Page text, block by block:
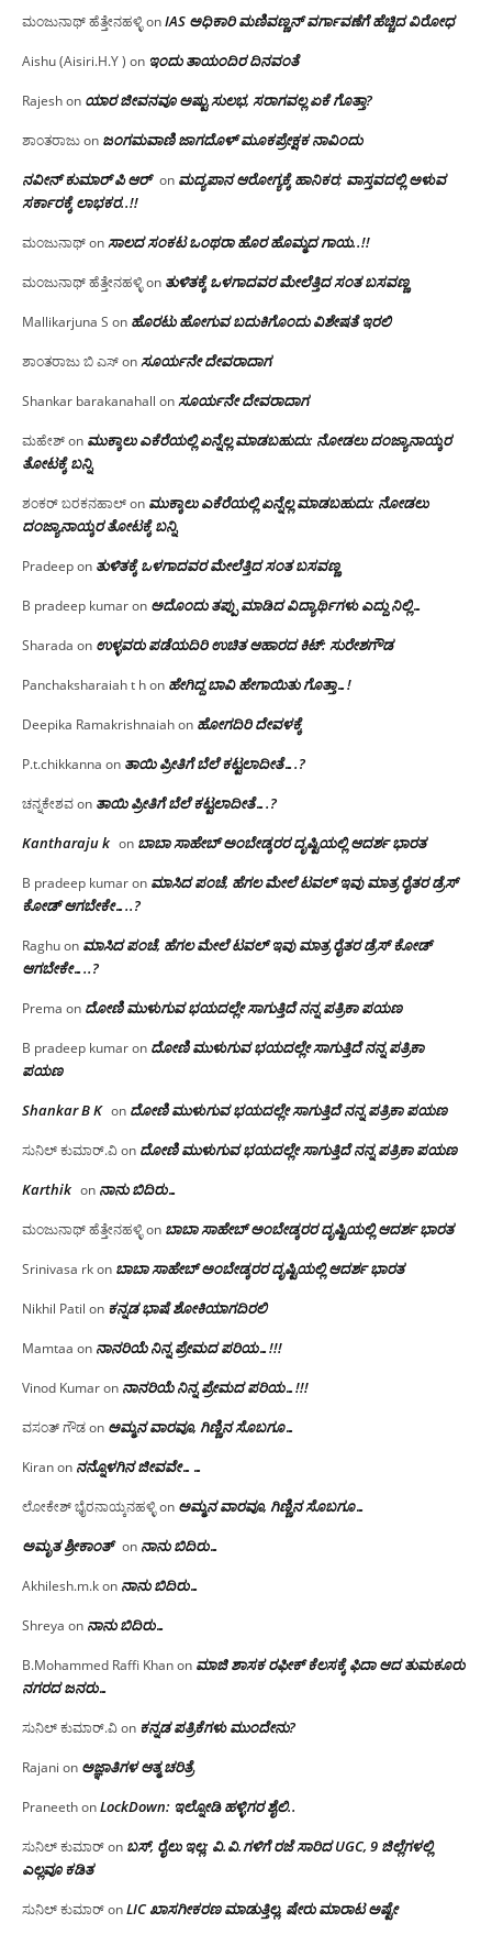
ಮಂಜುನಾಥ್ ಹೆತ್ತೇನಹಳ್ಳಿonIAS ಅಧಿಕಾರಿ ಮಣಿವಣ್ಣನ್ ವರ್ಗಾವಣೆಗೆ ಹೆಚ್ಚಿದ‌ ವಿರೋಧ
Aishu (Aisiri.H.Y ) on ಇಂದು ತಾಯಂದಿರ ದಿನವಂತೆ
Rajeshon ಯಾರ ಜೀವನವೂ ಅಷ್ಟು ಸುಲಭ, ಸರಾಗವಲ್ಲ ಏಕೆ ಗೊತ್ತಾ?
ಶಾಂತರಾಜುon ಜಂಗಮವಾಣಿ ಜಾಗದೊಳ್ ಮೂಕಪ್ರೇಕ್ಷಕ ನಾವಿಂದು
ನವೀನ್ ಕುಮಾರ್ ಪಿ ಆರ್ on ಮದ್ಯಪಾನ ಆರೋಗ್ಯಕ್ಕೆ ಹಾನಿಕರ; ವಾಸ್ತವದಲ್ಲಿ ಅಳುವ
ಸರ್ಕಾರಕ್ಕೆ ಲಾಭಕರ..!!
ಮಂಜುನಾಥ್onಸಾಲದ ಸಂಕಟ ಒಂಥರಾ ಹೊರ ಹೊಮ್ಮದ ಗಾಯ..!!
ಮಂಜುನಾಥ್ ಹೆತ್ತೇನಹಳ್ಳಿon ತುಳಿತಕ್ಕೆ ಒಳಗಾದವರ ಮೇಲೆತ್ತಿದ ಸಂತ ಬಸವಣ್ಣ
Mallikarjuna S on ಹೊರಟು ಹೋಗುವ ಬದುಕಿಗೊಂದು ವಿಶೇಷತೆ ಇರಲಿ
ಶಾಂತರಾಜು ಬಿ ಎಸ್onಸೂರ್ಯನೇ ದೇವರಾದಾಗ
Shankar barakanahall onಸೂರ್ಯನೇ ದೇವರಾದಾಗ
ಮಹೇಶ್on ಮುಕ್ಕಾಲು ಎಕೆರೆಯಲ್ಲಿ ಏನ್ನೆಲ್ಲ‌ ಮಾಡಬಹುದು: ನೋಡಲು ದಂಜ್ಯಾನಾಯ್ಕರ
ತೋಟಕ್ಕೆ ಬನ್ನಿ
ಶಂಕರ್ ಬರಕನಹಾಲ್on ಮುಕ್ಕಾಲು ಎಕೆರೆಯಲ್ಲಿ ಏನ್ನೆಲ್ಲ‌ ಮಾಡಬಹುದು: ನೋಡಲು
ದಂಜ್ಯಾನಾಯ್ಕರ ತೋಟಕ್ಕೆ ಬನ್ನಿ
Pradeepon ತುಳಿತಕ್ಕೆ ಒಳಗಾದವರ ಮೇಲೆತ್ತಿದ ಸಂತ ಬಸವಣ್ಣ
B pradeep kumaron ಅದೊಂದು ತಪ್ಪು ಮಾಡಿದ ವಿದ್ಯಾರ್ಥಿಗಳು ಎದ್ದು ನಿಲ್ಲಿ…
Sharada on ಉಳ್ಳವರು ಪಡೆಯದಿರಿ ಉಚಿತ ಆಹಾರದ ಕಿಟ್: ಸುರೇಶಗೌಡ
Panchaksharaiah t hon ಹೇಗಿದ್ದ ಬಾವಿ ಹೇಗಾಯಿತು ಗೊತ್ತಾ…!
Deepika Ramakrishnaiahon ಹೋಗದಿರಿ ದೇವಳಕ್ಕೆ
P.t.chikkanna on ತಾಯಿ ಪ್ರೀತಿಗೆ ಬೆಲೆ ಕಟ್ಟಲಾದೀತೆ….?
ಚನ್ನಕೇಶವon ತಾಯಿ ಪ್ರೀತಿಗೆ ಬೆಲೆ ಕಟ್ಟಲಾದೀತೆ….?
Kantharaju k on ಬಾಬಾ ಸಾಹೇಬ್ ಅಂಬೇಡ್ಕರರ ದೃಷ್ಟಿಯಲ್ಲಿ ಆದರ್ಶ ಭಾರತ
B pradeep kumaron ಮಾಸಿದ ಪಂಚೆ, ಹೆಗಲ ಮೇಲೆ ಟವಲ್‌ ಇವು ಮಾತ್ರ ರೈತರ ಡ್ರೆಸ್‌
ಕೋಡ್ ಆಗಬೇಕೇ…..?‌
Raghuon ಮಾಸಿದ ಪಂಚೆ, ಹೆಗಲ ಮೇಲೆ ಟವಲ್‌ ಇವು ಮಾತ್ರ ರೈತರ ಡ್ರೆಸ್‌ ಕೋಡ್
ಆಗಬೇಕೇ…..?‌
Prema on ದೋಣಿ ಮುಳುಗುವ ಭಯದಲ್ಲೇ ಸಾಗುತ್ತಿದೆ ನನ್ನ ಪತ್ರಿಕಾ ಪಯಣ
B pradeep kumaron ದೋಣಿ ಮುಳುಗುವ ಭಯದಲ್ಲೇ ಸಾಗುತ್ತಿದೆ ನನ್ನ ಪತ್ರಿಕಾ
ಪಯಣ
Shankar B K on ದೋಣಿ ಮುಳುಗುವ ಭಯದಲ್ಲೇ ಸಾಗುತ್ತಿದೆ ನನ್ನ ಪತ್ರಿಕಾ ಪಯಣ
ಸುನಿಲ್ ಕುಮಾರ್.ವಿon ದೋಣಿ ಮುಳುಗುವ ಭಯದಲ್ಲೇ ಸಾಗುತ್ತಿದೆ ನನ್ನ ಪತ್ರಿಕಾ ಪಯಣ
Karthik on ನಾನು ಬಿದಿರು…
ಮಂಜುನಾಥ್ ಹೆತ್ತೇನಹಳ್ಳಿon ಬಾಬಾ ಸಾಹೇಬ್ ಅಂಬೇಡ್ಕರರ ದೃಷ್ಟಿಯಲ್ಲಿ ಆದರ್ಶ ಭಾರತ
Srinivasa rkon ಬಾಬಾ ಸಾಹೇಬ್ ಅಂಬೇಡ್ಕರರ ದೃಷ್ಟಿಯಲ್ಲಿ ಆದರ್ಶ ಭಾರತ
Nikhil Patil on ಕನ್ನಡ ಭಾಷೆ ಶೋಕಿಯಾಗದಿರಲಿ
Mamtaa on ನಾನರಿಯೆ ನಿನ್ನ ಪ್ರೇಮದ ಪರಿಯ…!!!
Vinod Kumaron ನಾನರಿಯೆ ನಿನ್ನ ಪ್ರೇಮದ ಪರಿಯ…!!!
ವಸಂತ್ ಗೌಡon ಅಮ್ಮನ ವಾರವೂ, ಗಿಣ್ಣಿನ ಸೊಬಗೂ…
Kiranon ನನ್ನೊಳಗಿನ ಜೀವವೇ……
ಲೋಕೇಶ್ ಭೈರನಾಯ್ಕನಹಳ್ಳಿon ಅಮ್ಮನ ವಾರವೂ, ಗಿಣ್ಣಿನ ಸೊಬಗೂ…
ಅಮೃತ ಶ್ರೀಕಾಂತ್ on ನಾನು ಬಿದಿರು…
Akhilesh.m.kon ನಾನು ಬಿದಿರು…
Shreya on ನಾನು ಬಿದಿರು…
B.Mohammed Raffi Khanon ಮಾಜಿ ಶಾಸಕ ರಫೀಕ್ ಕೆಲಸಕ್ಕೆ ಫಿದಾ ಆದ ತುಮಕೂರು
ನಗರದ ಜನರು…
ಸುನಿಲ್ ಕುಮಾರ್.ವಿon ಕನ್ನಡ ಪತ್ರಿಕೆಗಳು ಮುಂದೇನು?
Rajani on ಅಜ್ಞಾತಿಗಳ ಆತ್ಮ ಚರಿತ್ರೆ
PraneethonLockDown: ಇಲ್ನೋಡಿ ಹಳ್ಳಿಗರ ಶೈಲಿ..
ಸುನಿಲ್ ಕುಮಾರ್on ಬಸ್, ರೈಲು ಇಲ್ಲ; ವಿ.ವಿ.ಗಳಿಗೆ ರಜೆ ಸಾರಿದ UGC, 9 ಜಿಲ್ಲೆಗಳಲ್ಲಿ
ಎಲ್ಲವೂ ಕಡಿತ
ಸುನಿಲ್ ಕುಮಾರ್onLIC ಖಾಸಗೀಕರಣ ಮಾಡುತ್ತಿಲ್ಲ, ಷೇರು ಮಾರಾಟ ಅಷ್ಟೇ